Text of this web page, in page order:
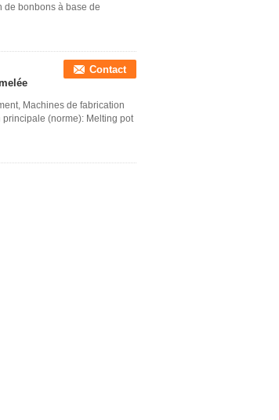
de bonbons à base de
Contact
Machines de fabrication
(norme): Melting pot